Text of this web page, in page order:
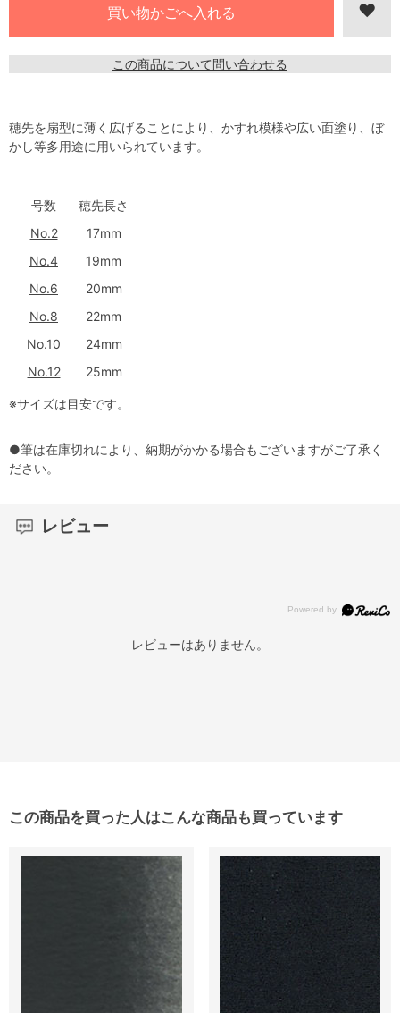
この商品について問い合わせる
穂先を扇型に薄く広げることにより、かすれ模様や広い面塗り、ぼ
かし等多用途に用いられています。
号数
穂先長さ
No.2
17mm
No.4
19mm
No.6
20mm
No.8
22mm
No.10
24mm
No.12
25mm
※サイズは目安です。
●筆は在庫切れにより、納期がかかる場合もございますがご了承く
ださい。
レビュー
レビューはありません。
この商品を買った人はこんな商品も買っています